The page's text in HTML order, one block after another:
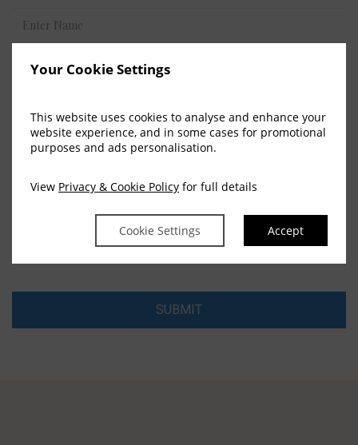
Your Cookie Settings
This website uses cookies to analyse and enhance your
website experience, and in some cases for promotional
purposes and ads personalisation.
View Privacy & Cookie Policy for full details
Cookie Settings Accept
LAST NAME
COUNTRY
SUBMIT